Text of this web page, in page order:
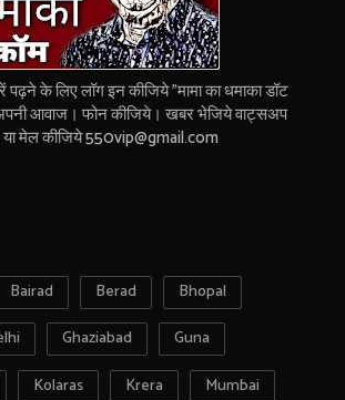
के लिए लॉग इन कीजिये "मामा का धमाका डॉट
आवाज। फोन कीजिये। खबर भेजिये वाट्सअप
मेल कीजिये 550vip@gmail.com
Bairad Berad
Bhopal
Ghaziabad
Guna
Kolaras Krera
Mumbai